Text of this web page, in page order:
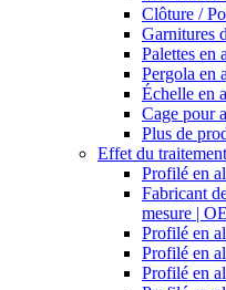
Clôture /
Garnitures
Palettes en
Pergola en
Échelle en
Cage pour
Plus de
Effet du
Profilé en
Fabricant
mesure |
Profilé en
Profilé en
Profilé en